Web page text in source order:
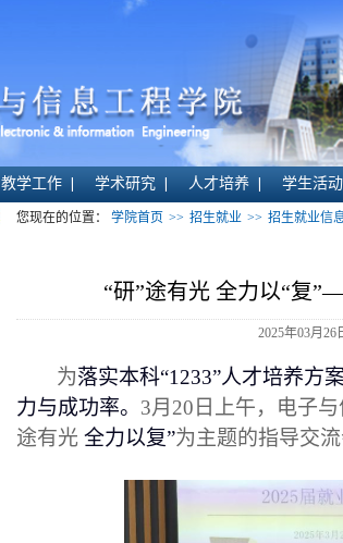
教学工作 学术研究 人才培养 学生活动
您现在的位置： 学院首页 >> 招生就业 >> 招生就业信
“研”途有光 全力以“复
2025年03月
为落实本科“1233”人才培养方
力与成功率。 3月 20 日上午，电子
途有光 全力以复”为主题的指导交流